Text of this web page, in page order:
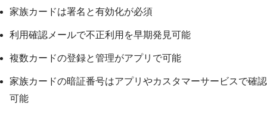
家族カードは署名と有効化が必須
利用確認メールで不正利用を早期発見可能
複数カードの登録と管理がアプリで可能
家族カードの暗証番号はアプリやカスタマーサービスで確認
可能